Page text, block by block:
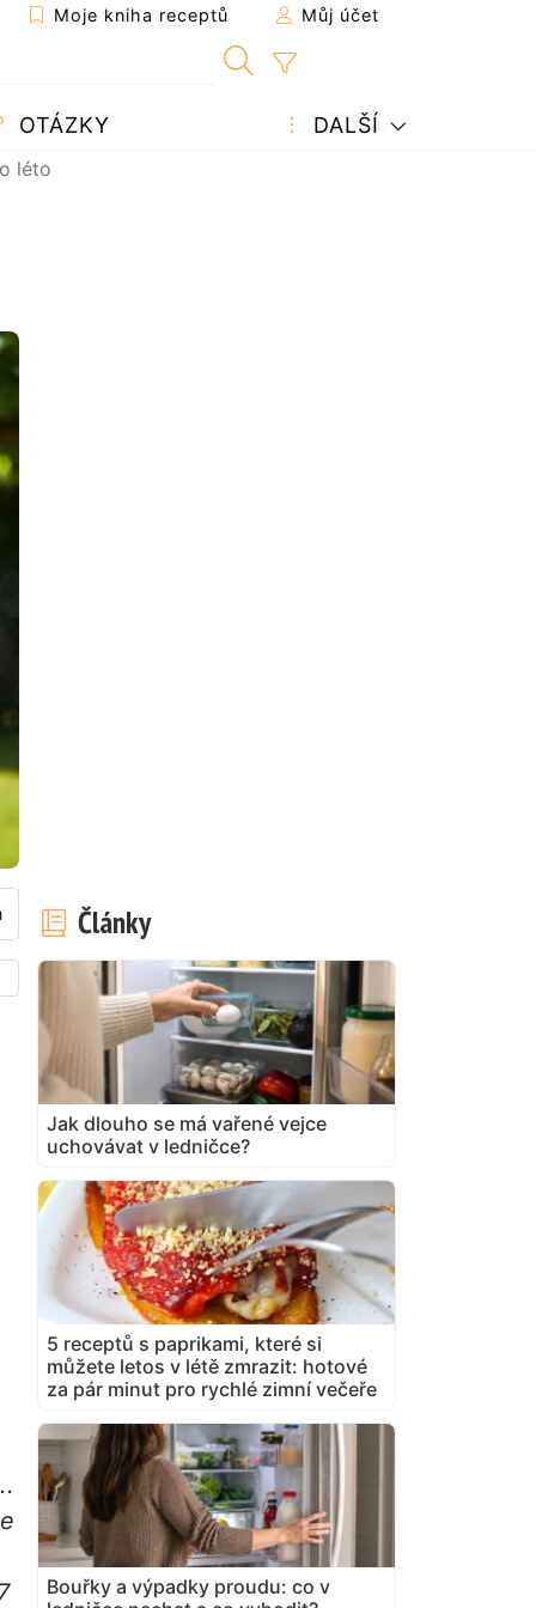
Moje kniha receptů Můj účet
OTÁZKY DALŠÍ
léto
Články
Jak dlouho se má vařené vejce
uchovávat v ledničce?
5 receptů s paprikami, které si
můžete letos v létě zmrazit: hotové
za pár minut pro rychlé zimní večeře
Bouřky a výpadky proudu: co v